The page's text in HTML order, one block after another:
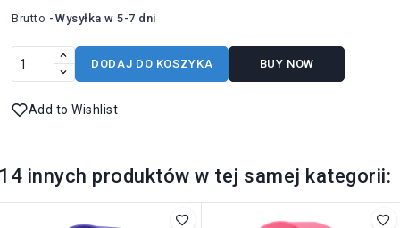
Brutto Wysyłka w 5-7 dni
DODAJ DO KOSZYKA BUY NOW
Add to Wishlist
innych produktów w tej samej kategorii: